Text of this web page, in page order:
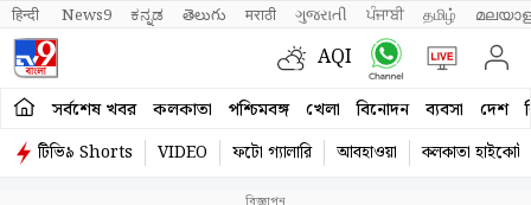
हिन्दी News9 ಕನ್ನಡ తెలుగు मराठी ગુજરાતી ਪੰਜਾਬੀ தமிழ்
AQI
সর্বশেষ খবর কলকাতা পশ্চিমবঙ্গ খেলা বিনোদন ব্যবসা দেশ
টিভি৯ Shorts VIDEO ফটো গ্যালারি আবহাওয়া কলকাতা হাইকোর্ট